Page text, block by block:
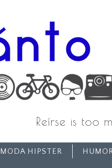
Reírse is too
MODA HIPSTER